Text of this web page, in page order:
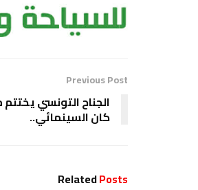
Previous Post
الجناح التونسي
كان السينمائي..
RelatedPosts